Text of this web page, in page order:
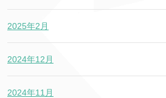
2025年2月
2024年12月
2024年11月